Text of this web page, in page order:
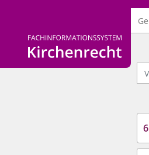
Logo Fachinformationssystem